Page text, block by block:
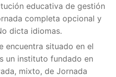
educativa de gestión
completa opcional y
dicta idiomas.
encuentra situado en el
un instituto fundado en
mixto, de Jornada